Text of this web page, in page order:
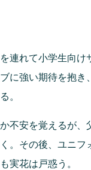
連れて小学生向
に強い期待を抱き
。
不安を覚えるが
。その後、ユニ
実花は戸惑う。